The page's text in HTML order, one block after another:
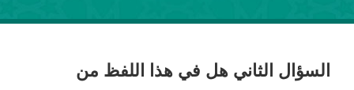
السؤال الثاني هل في هذا اللفظ من